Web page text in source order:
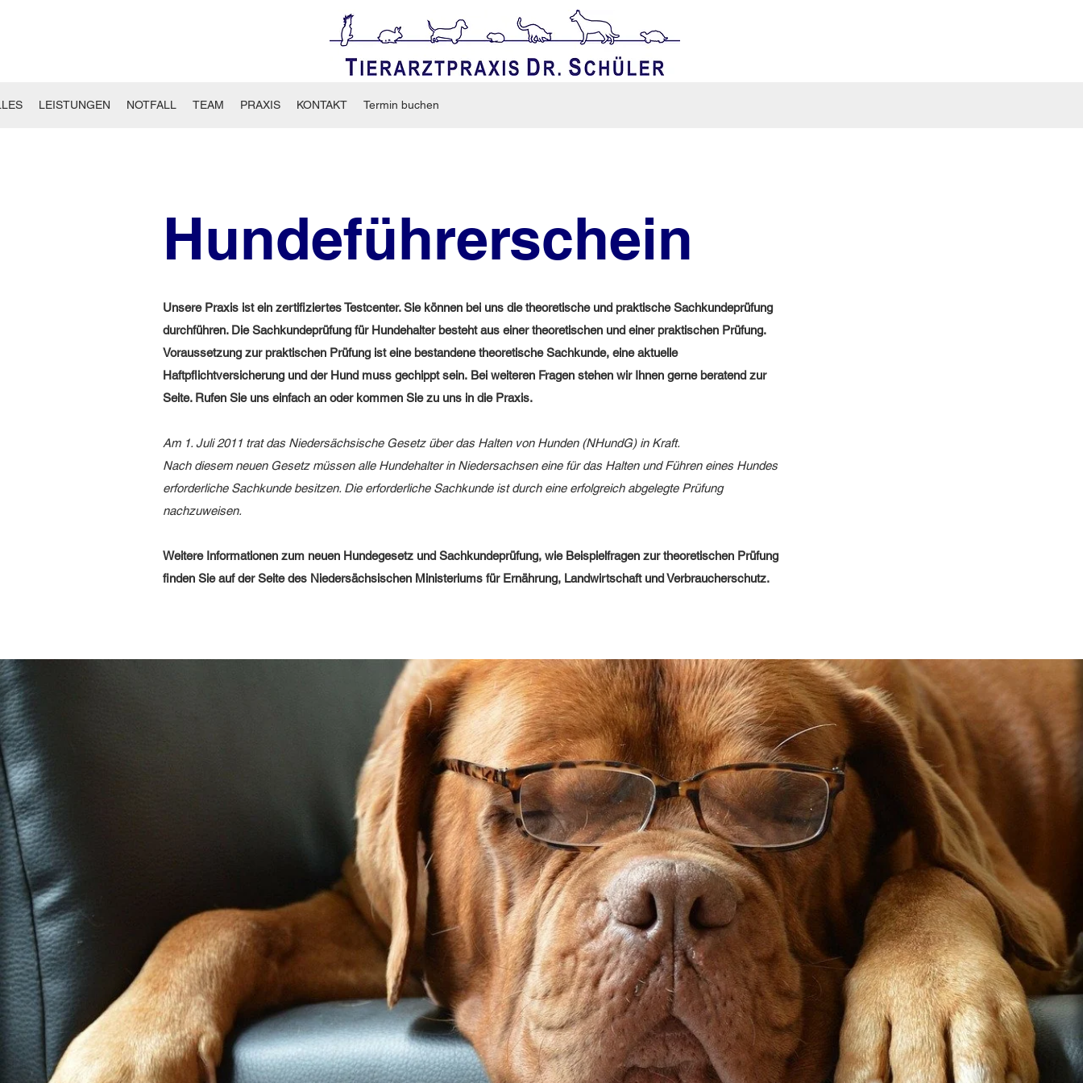
LEISTUNGEN NOTFALL TEAM PRAXIS KONTAKT Termin buchen
Hundeführerschein
Unsere Praxis ist ein zertifiziertes Testcenter. Sie können bei uns die theoretische und praktische Sachkundeprüfung
durchführen. Die Sachkundeprüfung für Hundehalter besteht aus einer theoretischen und einer praktischen Prüfung.
Voraussetzung zur praktischen Prüfung ist eine bestandene theoretische Sachkunde, eine aktuelle
Haftpflichtversicherung und der Hund muss gechippt sein. Bei weiteren Fragen stehen wir Ihnen gerne beratend zur
Seite. Rufen Sie uns einfach an oder kommen Sie zu uns in die Praxis.
Am 1. Juli 2011 trat das Niedersächsische Gesetz über das Halten von Hunden (NHundG) in Kraft.
Nach diesem neuen Gesetz müssen alle Hundehalter in Niedersachsen eine für das Halten und Führen eines Hundes
erforderliche Sachkunde besitzen. Die erforderliche Sachkunde ist durch eine erfolgreich abgelegte Prüfung
nachzuweisen.
Weitere Informationen zum neuen Hundegesetz und Sachkundeprüfung, wie Beispielfragen zur theoretischen Prüfung
finden Sie auf der Seite des Niedersächsischen Ministeriums für Ernährung, Landwirtschaft und Verbraucherschutz.